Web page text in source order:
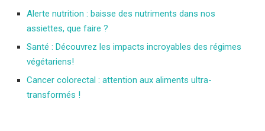
Alerte nutrition : baisse des nutriments dans nos
assiettes, que faire ?
Santé : Découvrez les impacts incroyables des régimes
végétariens!
Cancer colorectal : attention aux aliments ultra-
transformés !